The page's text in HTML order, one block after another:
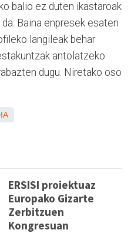
balio ez duten ikastaroak
Baina enpresek esaten
langileak behar
antolatzeko
dugu. Niretako oso
ERSISI proiektuaz
Europako Gizarte
Zerbitzuen
Kongresuan